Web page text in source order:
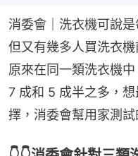
消委會｜洗衣機可說
但又有幾多人買洗衣
原來在同一類洗衣機
7 成和 5 成半之多，
擇，消委會幫用家測